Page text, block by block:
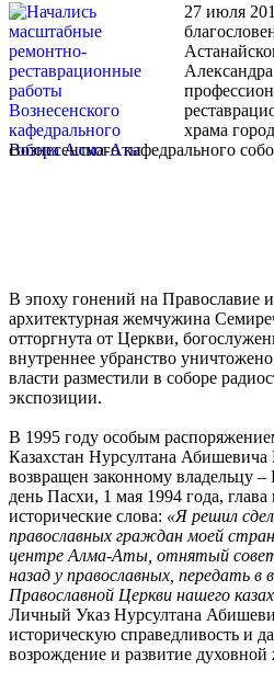
27 июля
храма
Вознесенского кафедрального
В эпоху гонений на Православие
архитектурная жемчужина
отторгнута от Церкви,
внутреннее убранство
власти разместили в соборе
экспозиции.
В 1995 году особым
Казахстан Нурсултана Абишевича
возвращен законному владельцу
день Пасхи, 1 мая 1994 года, глава
исторические слова: «Я решил
православных граждан моей
центре Алма-Аты, отнятый
назад у православных, передать в
Православной Церкви нашего
Личный Указ Нурсултана
историческую справедливость и
возрождение и развитие духовной